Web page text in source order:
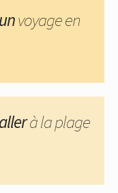
voyage en
à la plage